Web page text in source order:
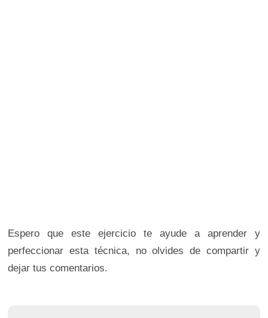
Espero que este ejercicio te ayude a aprender y
perfeccionar esta técnica, no olvides de compartir y
dejar tus comentarios.